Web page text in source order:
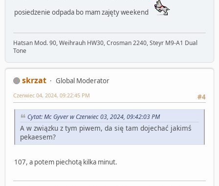
posiedzenie odpada bo mam zajęty weekend
Hatsan Mod. 90, Weihrauh HW30, Crosman 2240, Steyr M9-A1 Dual
Tone
skrzat
Global Moderator
#4
Czerwiec 04, 2024, 09:22:45 PM
Cytat: Mc Gyver w Czerwiec 03, 2024, 09:42:03 PM
A w związku z tym piwem, da się tam dojechać jakimś
pekaesem?
107, a potem piechotą kilka minut.